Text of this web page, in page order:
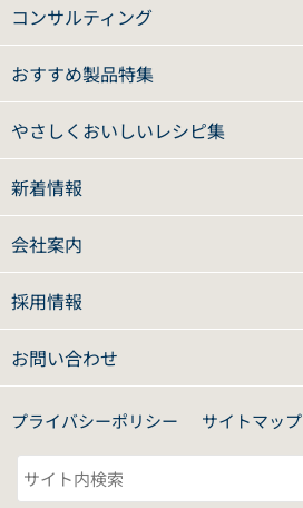
コンサルティング
おすすめ製品特集
やさしくおいしいレシピ集
新着情報
会社案内
採用情報
お問い合わせ
プライバシーポリシー サイトマップ